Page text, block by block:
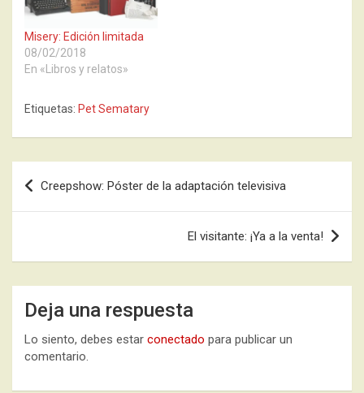
Misery: Edición limitada
08/02/2018
En «Libros y relatos»
Etiquetas: Pet Sematary
Navegación
de
Creepshow: Póster de la adaptación televisiva
El visitante: ¡Ya a la venta!
Deja una respuesta
Lo siento, debes estar conectado para publicar un
comentario.